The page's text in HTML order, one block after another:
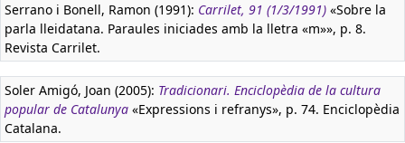
Serrano i Bonell, Ramon (1991): Carrilet, 91 (1/3/1991) «Sobre la
parla lleidatana. Paraules iniciades amb la lletra «m»», p. 8.
Revista Carrilet.
Soler Amigó, Joan (2005): Tradicionari. Enciclopèdia de la cultura
popular de Catalunya «Expressions i refranys», p. 74. Enciclopèdia
Catalana.